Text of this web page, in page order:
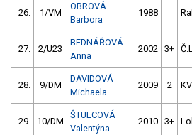
26. 1/VM
OBROVÁ
Barbora
1988
27. 2/U23
BEDNÁŘOVÁ
Anna
2002 3+
28. 9/DM
DAVIDOVÁ
Michaela
2009 2
29. 10/DM
ŠTULCOVÁ
Valentýna
2010 3+